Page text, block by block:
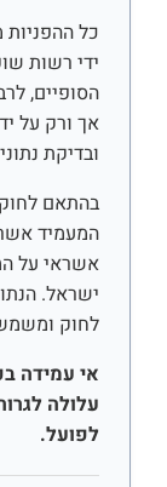
כל ההפניות
ידי רשות
הסופיים,
אך ורק על
ובדיקת
המעמיד
אשראי על
ישראל.
לחוק
אי עמידה
עלולה
לפועל.